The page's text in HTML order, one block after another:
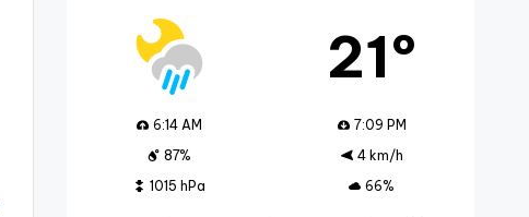
21º
6:14 AM
7:09 PM
87%
4 km/h
1015 hPa
66%